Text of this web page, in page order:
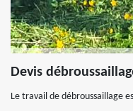
Devis
Le travail de débroussaillage